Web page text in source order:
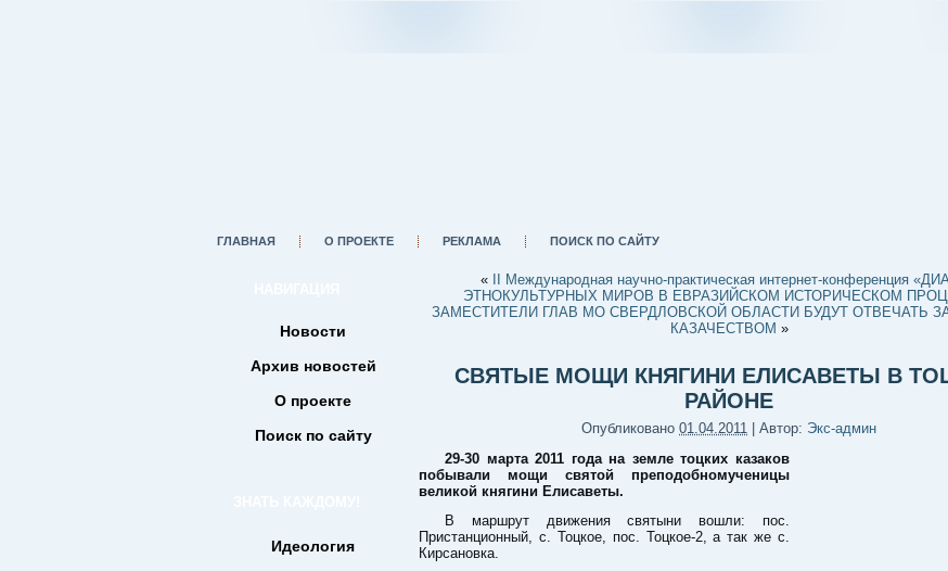
ГЛАВНАЯ О ПРОЕКТЕ РЕКЛАМА ПОИСК ПО САЙТУ
Новости
Архив новостей
О проекте
Поиск по сайту
Идеология
«
II Международная научно-практическая интернет-конференция
ЭТНОКУЛЬТУРНЫХ МИРОВ В ЕВРАЗИЙСКОМ ИСТОРИЧЕСКОМ
ЗАМЕСТИТЕЛИ ГЛАВ МО СВЕРДЛОВСКОЙ ОБЛАСТИ БУДУТ ОТВЕЧАТЬ
КАЗАЧЕСТВОМ »
СВЯТЫЕ МОЩИ КНЯГИНИ ЕЛИСАВЕТЫ В
РАЙОНЕ
Опубликовано 01.04.2011 Автор: Экс-админ
29-30 марта 2011 года на земле тоцких казаков
побывали мощи святой преподобномученицы
великой княгини Елисаветы.
В маршрут движения святыни вошли: пос.
Пристанционный, с. Тоцкое, пос. Тоцкое-2, а так же с.
Кирсановка.